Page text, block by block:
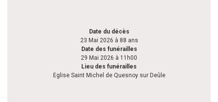
Date du décès
23 Mai 2026 à 88 ans
Date des funérailles
29 Mai 2026 à 11h00
Lieu des funérailles
Eglise Saint Michel de Quesnoy sur Deûle